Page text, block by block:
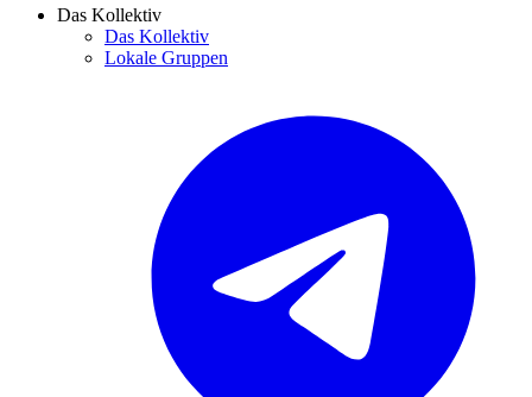
Das Kollektiv
Das Kollektiv
Lokale Gruppen